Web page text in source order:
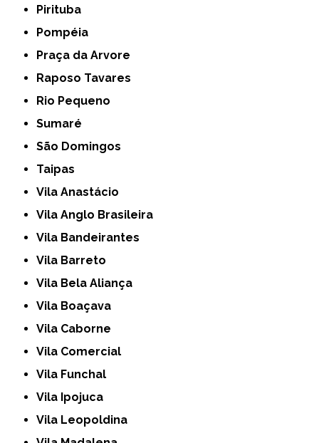
Pirituba
Pompéia
Praça da Arvore
Raposo Tavares
Rio Pequeno
Sumaré
São Domingos
Taipas
Vila Anastácio
Vila Anglo Brasileira
Vila Bandeirantes
Vila Barreto
Vila Bela Aliança
Vila Boaçava
Vila Caborne
Vila Comercial
Vila Funchal
Vila Ipojuca
Vila Leopoldina